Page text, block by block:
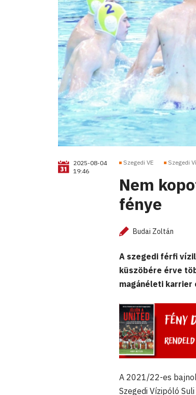
2025-08-04
19:46
Szegedi VE Szegedi
Nem
fénye
Budai Zoltán
A szegedi férfi
küszöbére érve
magánéleti karrier
A 2021/22-es
Szegedi Vízipóló